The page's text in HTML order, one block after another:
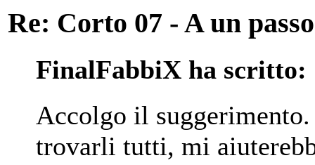
Re: Corto 07 - A un
FinalFabbiX ha scritto:
Accolgo il
trovarli tutti, mi